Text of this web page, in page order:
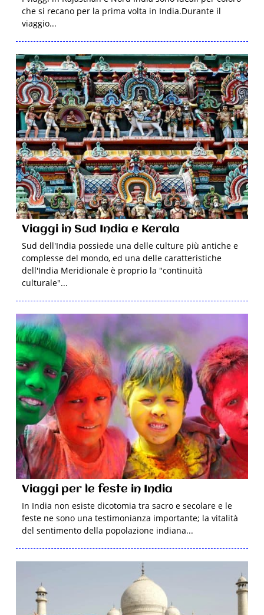
che si recano per la prima volta in India.Durante il
viaggio...
Viaggi in Sud India e Kerala
Sud dell'India possiede una delle culture più antiche e
complesse del mondo, ed una delle caratteristiche
dell'India Meridionale è proprio la "continuità
culturale"...
Viaggi per le feste in India
In India non esiste dicotomia tra sacro e secolare e le
feste ne sono una testimonianza importante; la vitalità
del sentimento della popolazione indiana...